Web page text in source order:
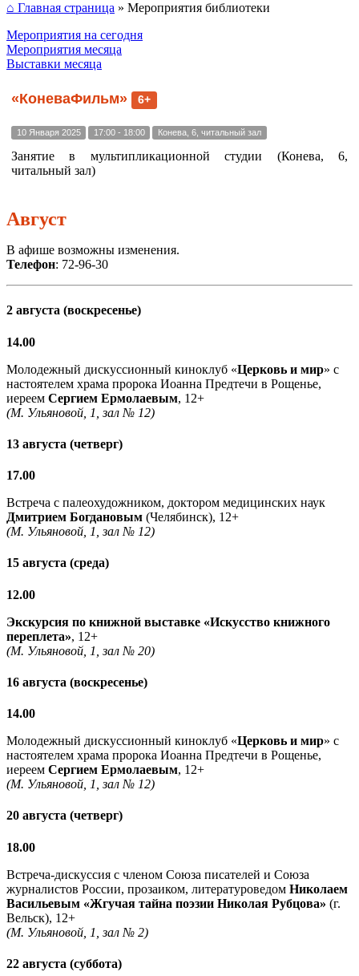
⌂ Главная страница » Мероприятия библиотеки
Мероприятия на сегодня
Мероприятия месяца
Выставки месяца
«КоневаФильм» 6+
10 Января 2025 17:00 - 18:00 Конева, 6, читальный зал
Занятие в мультипликационной студии (Конева, 6,
читальный зал)
Август
В афише возможны изменения.
Телефон: 72-96-30
2 августа (воскресенье)
14.00
Молодежный дискуссионный киноклуб «Церковь и мир» с
настоятелем храма пророка Иоанна Предтечи в Рощенье,
иереем Сергием Ермолаевым, 12+
(М. Ульяновой, 1, зал № 12)
13 августа (четверг)
17.00
Встреча с палеохудожником, доктором медицинских наук
Дмитрием Богдановым (Челябинск), 12+
(М. Ульяновой, 1, зал № 12)
15 августа (среда)
12.00
Экскурсия по книжной выставке «Искусство книжного
переплета», 12+
(М. Ульяновой, 1, зал № 20)
16 августа (воскресенье)
14.00
Молодежный дискуссионный киноклуб «Церковь и мир» с
настоятелем храма пророка Иоанна Предтечи в Рощенье,
иереем Сергием Ермолаевым, 12+
(М. Ульяновой, 1, зал № 12)
20 августа (четверг)
18.00
Встреча-дискуссия с членом Союза писателей и Союза
журналистов России, прозаиком, литературоведом Николаем
Васильевым «Жгучая тайна поэзии Николая Рубцова» (г.
Вельск), 12+
(М. Ульяновой, 1, зал № 2)
22 августа (суббота)